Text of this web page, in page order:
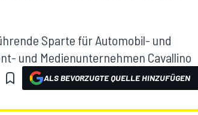
Sparte für Automobil- und
und Medienunternehmen Cavallino
ALS BEVORZUGTE QUELLE HINZUFÜGEN